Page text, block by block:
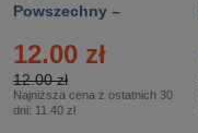
Powszechny –
12.00 zł
12.00 zł
Najniższa cena z ostatnich 30
dni: 11.40 zł